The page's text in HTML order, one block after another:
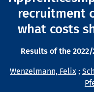
recruitment
what costs
Results of the 2022/
Wenzelmann, Felix ;